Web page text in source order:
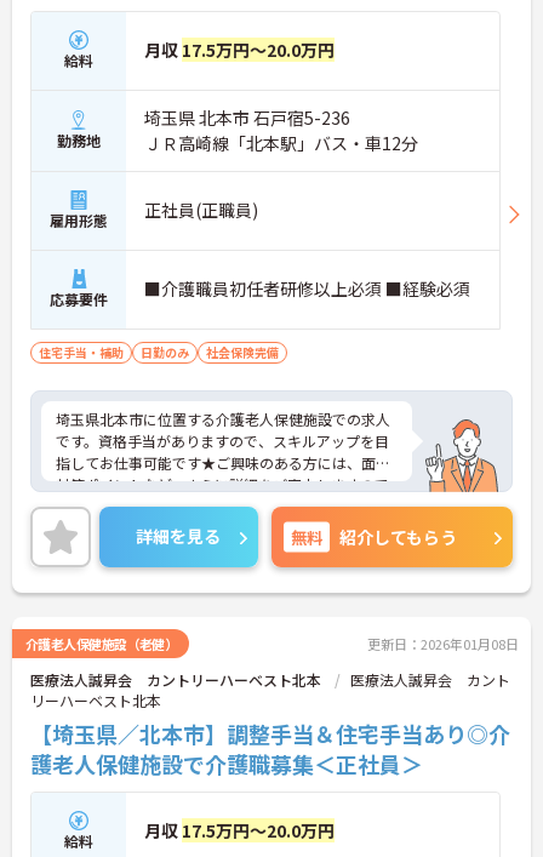
給料 月収 17.5万円～20.0万円
勤務地
埼玉県 北本市 石戸宿5-236
ＪＲ高崎線「北本駅」バス・車12分
雇用形態 正社員(正職員)
応募要件 ■介護職員初任者研修以上必須 ■経験必須
住宅手当・補助 日勤のみ 社会保険完備
埼玉県北本市に位置する介護老人保健施設での求人
です。資格手当がありますので、スキルアップを目
指してお仕事可能です★ご興味のある方には、面接
対策ポイントなど、さらに詳細をご案内しますので
お気軽にご相談ください！
詳細を見る 無料 紹介してもらう
介護老人保健施設（老健） 更新日：2026年01月08日
医療法人誠昇会 カントリーハーベスト北本
医療法人誠昇会 カント
リーハーベスト北本
【埼玉県／北本市】調整手当＆住宅手当あり◎介
護老人保健施設で介護職募集＜正社員＞
給料 月収 17.5万円～20.0万円